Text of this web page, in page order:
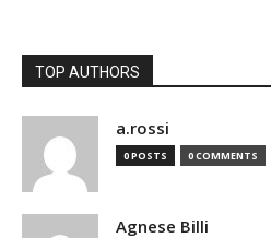
TOP AUTHORS
a.rossi
0 POSTS 0 COMMENTS
Agnese Billi